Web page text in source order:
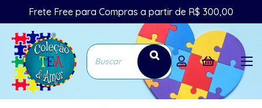
Frete Free para Compras a partir de R$ 300,00